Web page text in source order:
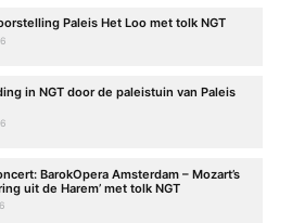
Paleis Het Loo met tolk NGT
in NGT door de paleistuin van Paleis
BarokOpera Amsterdam – Mozart’s
uit de Harem’ met tolk NGT